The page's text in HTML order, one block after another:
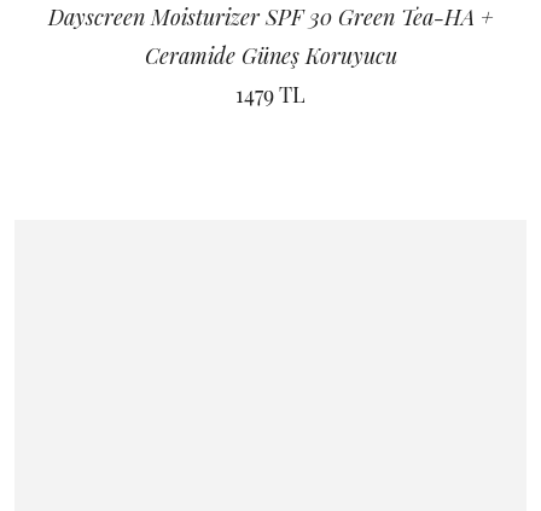
Dayscreen Moisturizer SPF 30 Green Tea-HA +
Ceramide Güneş Koruyucu
1479 TL